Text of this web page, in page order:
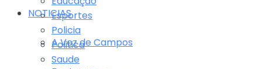
NOTICIAS
A Voz de Campos
Esportes
Policia
Politica
Saude